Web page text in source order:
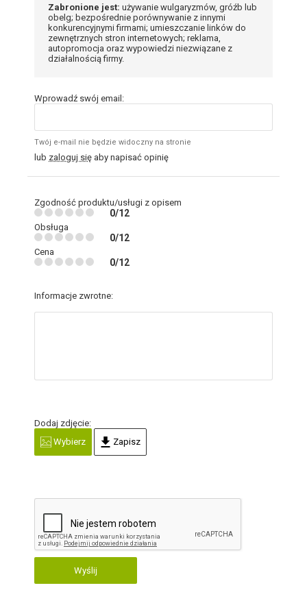
Zabronione jest: używanie wulgaryzmów, gróźb lub
obelg; bezpośrednie porównywanie z innymi
konkurencyjnymi firmami; umieszczanie linków do
zewnętrznych stron internetowych; reklama,
autopromocja oraz wypowiedzi niezwiązane z
działalnością firmy.
Wprowadź swój email:
Twój e-mail nie będzie widoczny na stronie
lub zaloguj się aby napisać opinię
Zgodność produktu/usługi z opisem
0/12
Obsługa
0/12
Cena
0/12
Informacje zwrotne:
Dodaj zdjęcie:
Wybierz
Zapisz
Wyślij